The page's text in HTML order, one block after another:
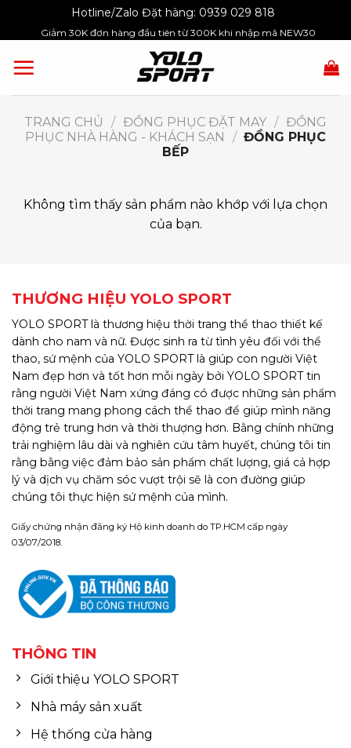
Hotline/Zalo Đặt hàng: 0939 029 818
Giảm 30K đơn hàng đầu tiên từ 300K khi nhập mã NEW30
TRANG CHỦ / ĐỒNG PHỤC ĐẶT MAY / ĐỒNG
PHỤC NHÀ HÀNG - KHÁCH SẠN
/ ĐỒNG PHỤC
BẾP
Không tìm thấy sản phẩm nào khớp với lựa chọn
của bạn.
THƯƠNG HIỆU YOLO SPORT
YOLO SPORT là thương hiệu thời trang thể thao thiết kế
dành cho nam và nữ. Được sinh ra từ tình yêu đối với thể
thao, sứ mệnh của YOLO SPORT là giúp con người Việt
Nam đẹp hơn và tốt hơn mỗi ngày bởi YOLO SPORT tin
rằng người Việt Nam xứng đáng có được những sản phẩm
thời trang mang phong cách thể thao để giúp mình năng
động trẻ trung hơn và thời thượng hơn. Bằng chính những
trải nghiệm lâu dài và nghiên cứu tâm huyết, chúng tôi tin
rằng bằng việc đảm bảo sản phẩm chất lượng, giá cả hợp
lý và dịch vụ chăm sóc vượt trội sẽ là con đường giúp
chúng tôi thực hiện sứ mệnh của mình.
Giấy chứng nhận đăng ký Hộ kinh doanh do TP.HCM cấp ngày
03/07/2018.
THÔNG TIN
Giới thiệu YOLO SPORT
Nhà máy sản xuất
Hệ thống cửa hàng